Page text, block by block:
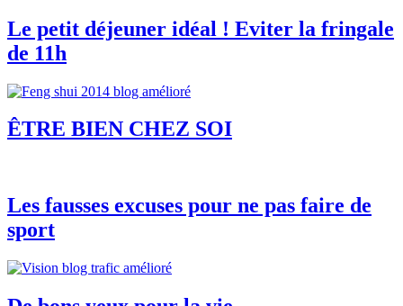
Le petit déjeuner idéal ! Eviter la fringale
de 11h
ÊTRE BIEN CHEZ SOI
Les fausses excuses pour ne pas faire de
sport